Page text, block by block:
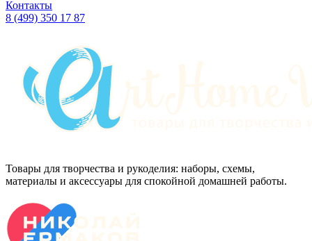
Контакты
8 (499) 350 17 87
Товары для творчества и рукоделия: наборы, схемы,
материалы и аксессуары для спокойной домашней работы.